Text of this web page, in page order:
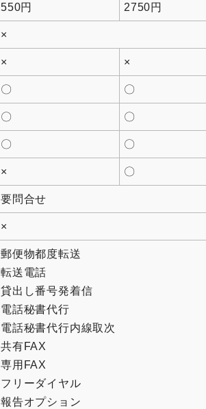
550円 2750円
×
× ×
〇 〇
〇 〇
〇 〇
× 〇
要問合せ
×
郵便物都度転送
転送電話
貸出し番号発着信
電話秘書代行
電話秘書代行内線取次
共有FAX
専用FAX
フリーダイヤル
報告オプション